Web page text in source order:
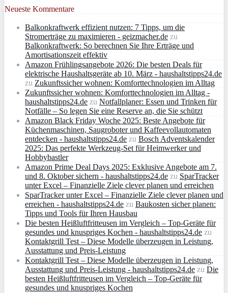
Neueste Kommentare
Balkonkraftwerk effizient nutzen: 7 Tipps, um die
Stromerträge zu maximieren - geizmacher.de zu
Balkonkraftwerk: So berechnen Sie Ihre Erträge und
Amortisationszeit effektiv
Amazon Frühlingsangebote 2026: Die besten Deals für
elektrische Haushaltsgeräte ab 10. März - haushaltstipps24.de
zu Zukunftssicher wohnen: Komforttechnologien im Alltag
Zukunftssicher wohnen: Komforttechnologien im Alltag -
haushaltstipps24.de zu Notfallplaner: Essen und Trinken für
Notfälle – So legen Sie eine Reserve an, die Sie schützt
Amazon Black Friday Woche 2025: Beste Angebote für
Küchenmaschinen, Saugroboter und Kaffeevollautomaten
entdecken - haushaltstipps24.de zu Bosch Adventskalender
2025: Das perfekte Werkzeug-Set für Heimwerker und
Hobbybastler
Amazon Prime Deal Days 2025: Exklusive Angebote am 7.
und 8. Oktober sichern - haushaltstipps24.de zu SparTracker
unter Excel – Finanzielle Ziele clever planen und erreichen
SparTracker unter Excel – Finanzielle Ziele clever planen und
erreichen - haushaltstipps24.de zu Baukosten sicher planen:
Tipps und Tools für Ihren Hausbau
Die besten Heißluftfritteusen im Vergleich – Top-Geräte für
gesundes und knuspriges Kochen - haushaltstipps24.de zu
Kontaktgrill Test – Diese Modelle überzeugen in Leistung,
Ausstattung und Preis-Leistung
Kontaktgrill Test – Diese Modelle überzeugen in Leistung,
Ausstattung und Preis-Leistung - haushaltstipps24.de zu Die
besten Heißluftfritteusen im Vergleich – Top-Geräte für
gesundes und knuspriges Kochen